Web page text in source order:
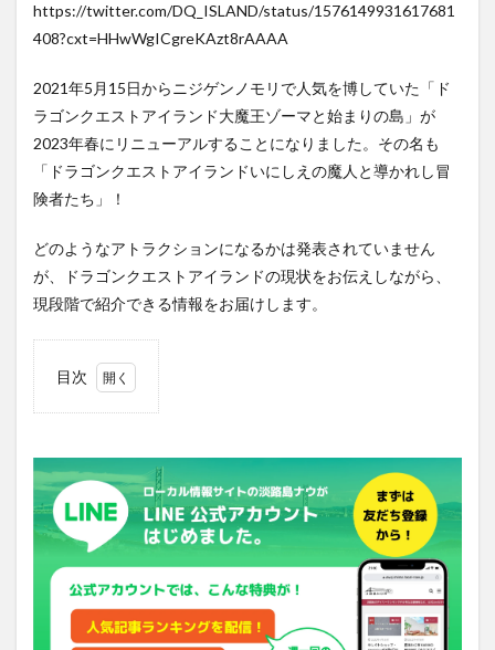
https://twitter.com/DQ_ISLAND/status/1576149931617681
408?cxt=HHwWgICgreKAzt8rAAAA
2021年5月15日からニジゲンノモリで人気を博していた「ド
ラゴンクエストアイランド大魔王ゾーマと始まりの島」が
2023年春にリニューアルすることになりました。その名も
「ドラゴンクエストアイランドいにしえの魔人と導かれし冒
険者たち」！
どのようなアトラクションになるかは発表されていません
が、ドラゴンクエストアイランドの現状をお伝えしながら、
現段階で紹介できる情報をお届けします。
目次
と戦
える
のは
2023
年1
月9
日ま